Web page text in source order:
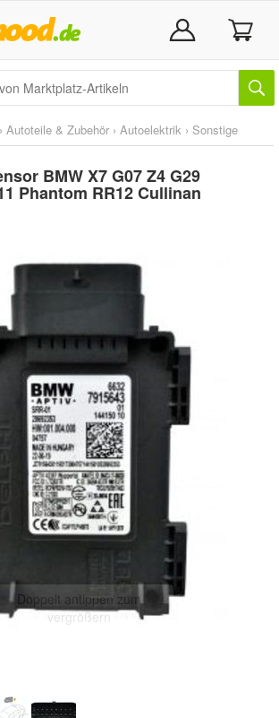
› Autoteile & Zubehör › Autoelektrik › Sonstige
BMW X7 G07 Z4 G29
Phantom RR12 Cullinan
Doppelt antippen zum
vergrößern